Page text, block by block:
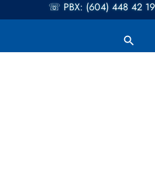
☏ PBX: (604) 448 42 19
Buscar: